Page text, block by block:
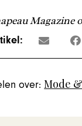
Magazine
over: Mode